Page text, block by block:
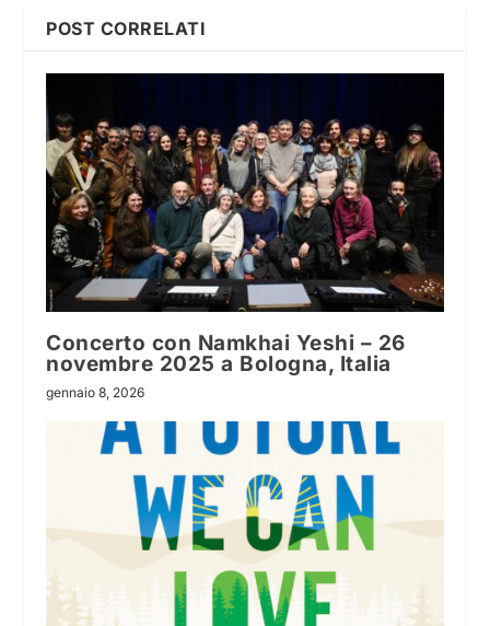
POST CORRELATI
Concerto con Namkhai Yeshi – 26
novembre 2025 a Bologna, Italia
gennaio 8, 2026